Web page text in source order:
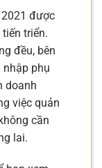
được
triển.
đều, bên
nhập phụ
doanh
việc quản
cần
lai.